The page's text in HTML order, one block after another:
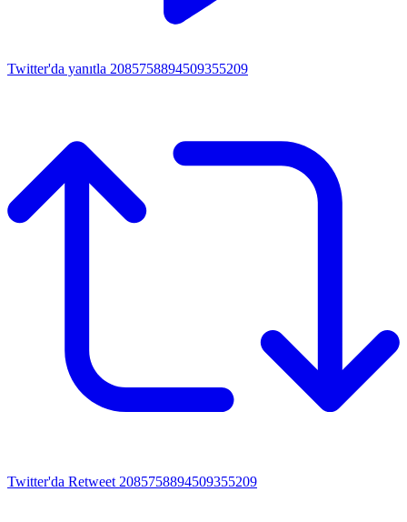
Twitter'da yanıtla 2085758894509355209
Twitter'da Retweet 2085758894509355209